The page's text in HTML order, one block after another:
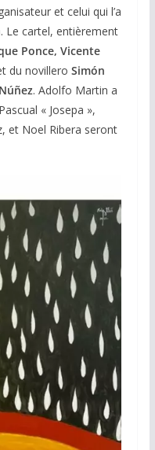
et celui qui l’a
Le cartel, entièrement
Ponce, Vicente
du novillero Simón
. Adolfo Martin a
« Josepa »,
et Noel Ribera seront